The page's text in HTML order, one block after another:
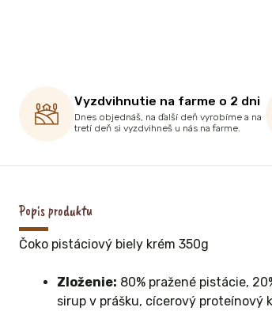
Vyzdvihnutie na farme o 2 dni
Dnes objednáš, na ďalší deň vyrobíme a na
tretí deň si vyzdvihneš u nás na farme.
Popis produktu
Čoko pistáciový biely krém 350g
Zloženie: 80% pražené pistácie,
sirup v prášku, cícerový proteínový